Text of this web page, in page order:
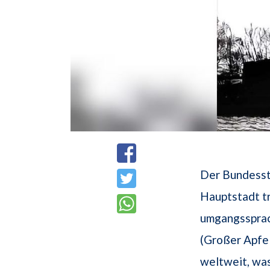
Der
Hauptstadt
(Großer
weltweit,